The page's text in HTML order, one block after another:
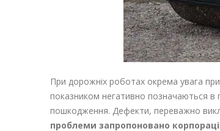
При дорожніх роботах окрема увага
показником негативно позначаються в
пошкодження. Дефекти, переважно
проблеми запропоновано